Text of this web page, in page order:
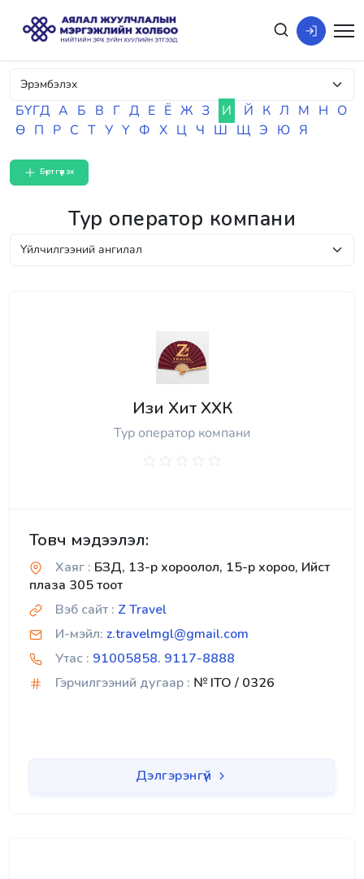
БҮГД А Б В Г Д Е Ё Ж З И Й К Л М Н О
Ө П Р С Т У Ү Ф Х Ц Ч Ш Щ Э Ю Я
Бүртгүүлэх
Тур оператор компани
Изи Хит ХХК
Тур оператор компани
Товч мэдээлэл:
Хаяг : БЗД, 13-р хороолол, 15-р хороо, Ийст
плаза 305 тоот
Вэб сайт : Z Travel
И-мэйл: z.travelmgl@gmail.com
Утас : 91005858. 9117-8888
Гэрчилгээний дугаар : № ITO / 0326
Дэлгэрэнгүй